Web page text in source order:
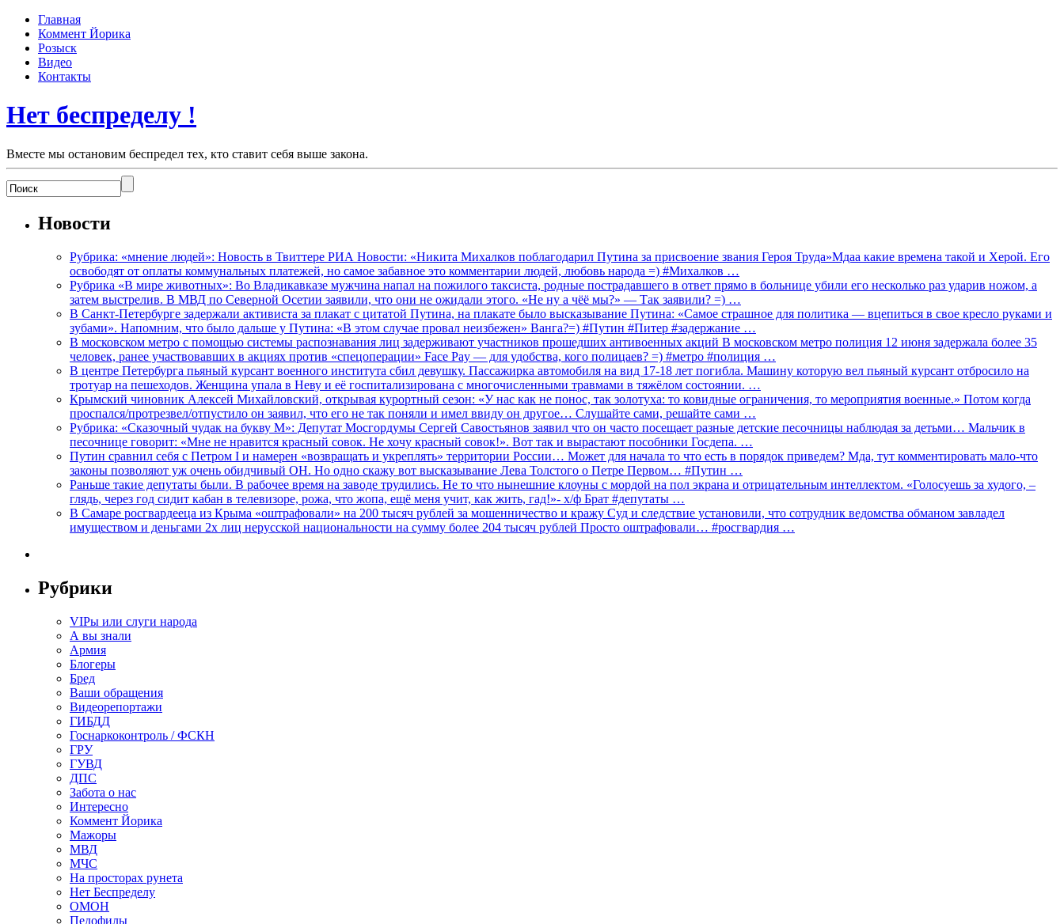
Главная
Коммент Йорика
Розыск
Видео
Контакты
Нет беспределу !
Вместе мы остановим беспредел тех, кто ставит себя выше закона.
Новости
Рубрика: «мнение людей»: Новость в Твиттере РИА Новости: «Никита Михалков поблагодарил Путина за присвоение звания Героя Труда»Мдаа какие времена такой и Херой. Его
освободят от оплаты коммунальных платежей, но самое забавное это комментарии людей, любовь народа =) #Михалков …
Рубрика «В мире животных»: Во Владикавказе мужчина напал на пожилого таксиста, родные пострадавшего в ответ прямо в больнице убили его несколько раз ударив ножом, а
затем выстрелив. В МВД по Северной Осетии заявили, что они не ожидали этого. «Не ну а чёё мы?» — Так заявили? =) …
В Санкт-Петербурге задержали активиста за плакат с цитатой Путина, на плакате было высказывание Путина: «Самое страшное для политика — вцепиться в свое кресло руками и
зубами». Напомним, что было дальше у Путина: «В этом случае провал неизбежен» Ванга?=) #Путин #Питер #задержание …
В московском метро с помощью системы распознавания лиц задерживают участников прошедших антивоенных акций В московском метро полиция 12 июня задержала более 35
человек, ранее участвовавших в акциях против «спецоперации» Face Pay — для удобства, кого полицаев? =) #метро #полиция …
В центре Петербурга пьяный курсант военного института сбил девушку. Пассажирка автомобиля на вид 17-18 лет погибла. Машину которую вел пьяный курсант отбросило на
тротуар на пешеходов. Женщина упала в Неву и её госпитализирована с многочисленными травмами в тяжёлом состоянии. …
Крымский чиновник Алексей Михайловский, открывая курортный сезон: «У нас как не понос, так золотуха: то ковидные ограничения, то мероприятия военные.» Потом когда
проспался/протрезвел/отпустило он заявил, что его не так поняли и имел ввиду он другое… Слушайте сами, решайте сами …
Рубрика: «Сказочный чудак на букву М»: Депутат Мосгордумы Сергей Савостьянов заявил что он часто посещает разные детские песочницы наблюдая за детьми… Мальчик в
песочнице говорит: «Мне не нравится красный совок. Не хочу красный совок!». Вот так и вырастают пособники Госдепа. …
Путин сравнил себя с Петром I и намерен «возвращать и укреплять» территории России… Может для начала то что есть в порядок приведем? Мда, тут комментировать мало-что
законы позволяют уж очень обидчивый ОН. Но одно скажу вот высказывание Лева Толстого о Петре Первом… #Путин …
Раньше такие депутаты были. В рабочее время на заводе трудились. Не то что нынешние клоуны с мордой на пол экрана и отрицательным интеллектом. «Голосуешь за худого, –
глядь, через год сидит кабан в телевизоре, рожа, что жопа, ещё меня учит, как жить, гад!»- х/ф Брат #депутаты …
В Самаре росгвардееца из Крыма «оштрафовали» на 200 тысяч рублей за мошенничество и кражу Суд и следствие установили, что сотрудник ведомства обманом завладел
имуществом и деньгами 2х лиц нерусской национальности на сумму более 204 тысяч рублей Просто оштрафовали… #росгвардия …
Рубрики
VIPы или слуги народа
А вы знали
Армия
Блогеры
Бред
Ваши обращения
Видеорепортажи
ГИБДД
Госнаркоконтроль / ФСКН
ГРУ
ГУВД
ДПС
Забота о нас
Интересно
Коммент Йорика
Мажоры
МВД
МЧС
На просторах рунета
Нет Беспределу
ОМОН
Педофилы